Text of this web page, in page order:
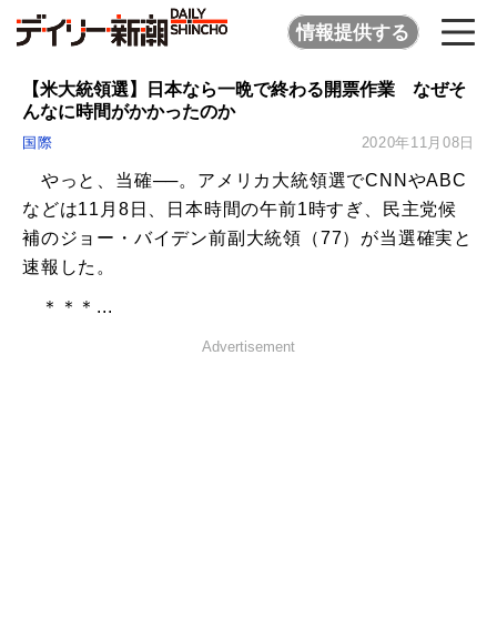
情報提供する
【米大統領選】日本なら一晩で終わる開票作業 なぜそ
んなに時間がかかったのか
国際 2020年11月08日
やっと、当確──。アメリカ大統領選でCNNやABC
などは11月8日、日本時間の午前1時すぎ、民主党候
補のジョー・バイデン前副大統領（77）が当選確実と
速報した。
＊＊＊...
Advertisement